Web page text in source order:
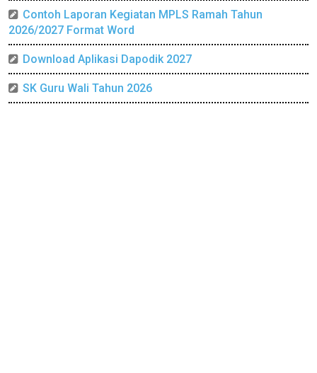
Contoh Laporan Kegiatan MPLS Ramah Tahun
2026/2027 Format Word
Download Aplikasi Dapodik 2027
SK Guru Wali Tahun 2026